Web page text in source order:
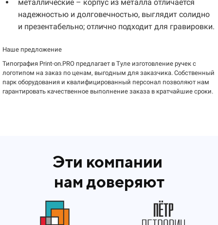
металлические – корпус из металла отличается
надежностью и долговечностью, выглядит солидно
и презентабельно; отлично подходит для гравировки.
Наше предложение
Типография Print-on.PRO предлагает в Туле изготовление ручек с
логотипом на заказ по ценам, выгодным для заказчика. Собственный
парк оборудования и квалифицированный персонал позволяют нам
гарантировать качественное выполнение заказа в кратчайшие сроки.
Эти компании
нам доверяют